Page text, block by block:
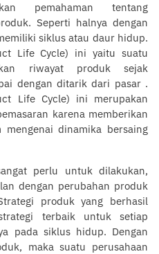
pemahaman tentang
Seperti halnya dengan
siklus atau daur hidup.
Life Cycle) ini yaitu suatu
riwayat produk sejak
dengan ditarik dari pasar .
Life Cycle) ini merupakan
karena memberikan
mengenai dinamika bersaing
perlu untuk dilakukan,
dengan perubahan produk
produk yang berhasil
terbaik untuk setiap
pada siklus hidup. Dengan
maka suatu perusahaan